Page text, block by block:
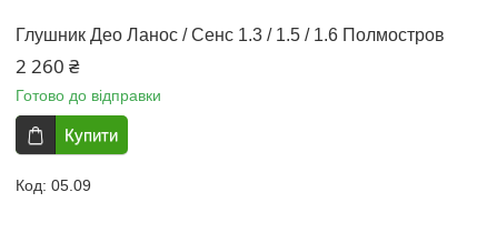
Глушник Део Ланос / Сенс 1.3 / 1.5 / 1.6 Полмостров
2 260 ₴
Готово до відправки
Купити
05.09